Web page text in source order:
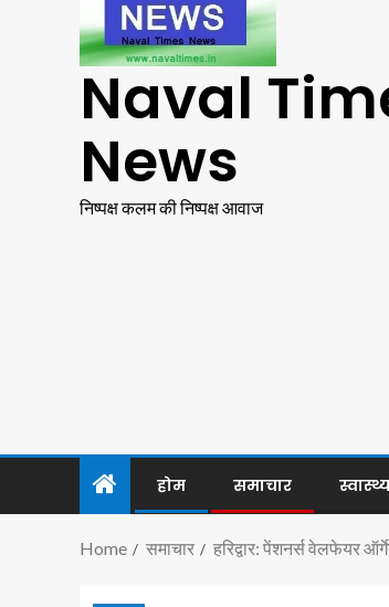
Naval
News
निष्पक्ष कलम की निष्पक्ष आवाज
होम समाचार
Home समाचार हरिद्वार: पेंशनर्स वेलफेयर